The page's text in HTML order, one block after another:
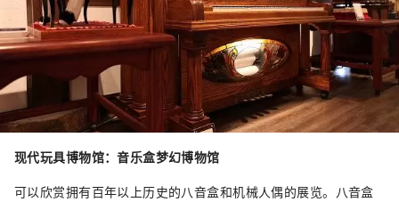
现代玩具博物馆：音乐盒梦幻博物馆
可以欣赏拥有百年以上历史的八音盒和机械人偶的展览。八音盒